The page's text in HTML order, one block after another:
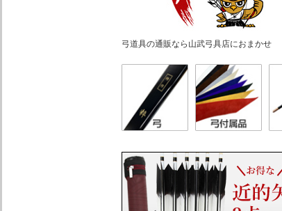
弓道具の通販なら山武弓具店におまかせ